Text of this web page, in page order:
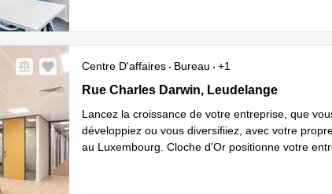
Centre D'affaires Bureau
+1
Rue Charles Darwin 5, Leudelange
Rue Charles Darwin, Leudelange
Lancez la croissance de votre entreprise, que
développiez ou vous diversifiiez, avec votre
au Luxembourg. Cloche d'Or positionne votre